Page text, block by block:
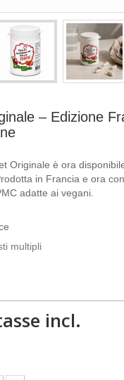
– Edizione
Originale è ora
in Francia e ora
adatte ai vegani.
multipli
incl.